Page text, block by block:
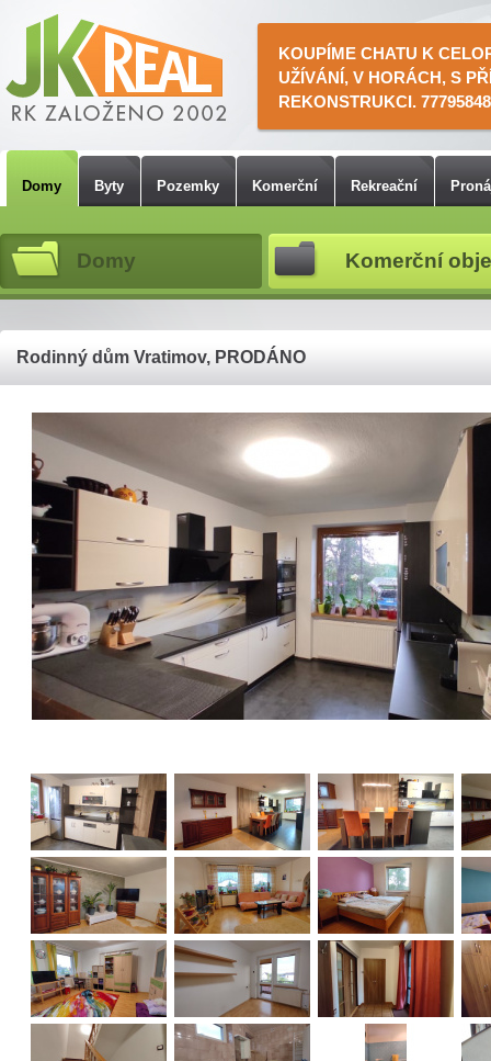
KOUPÍME CHATU K
UŽÍVÁNÍ, V HORÁCH, S
REKONSTRUKCI.
Domy Byty Pozemky Komerční Rekreační
Domy Komerční
Rodinný dům Vratimov, PRODÁNO